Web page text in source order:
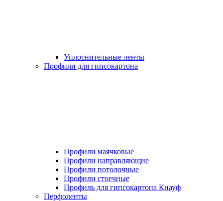
Уплотнительные ленты
Профили для гипсокартона
Профили маячковые
Профили направляющие
Профили потолочные
Профили стоечные
Профиль для гипсокартона Кнауф
Перфоленты